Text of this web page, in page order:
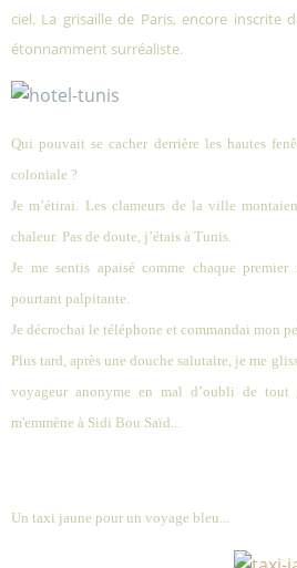
ciel. La grisaille de Paris, encore inscrite
étonnamment surréaliste.
Qui pouvait se cacher derrière les hautes
coloniale ?
Je m’étirai. Les clameurs de la ville
chaleur. Pas de doute, j’étais à Tunis.
Je me sentis apaisé comme chaque
pourtant palpitante.
Je décrochai le téléphone et commandai mon
Plus tard, après une douche salutaire, je me
voyageur anonyme en mal d’oubli de
m'emmène à Sidi Bou Saïd...
Un taxi jaune pour un voyage bleu...